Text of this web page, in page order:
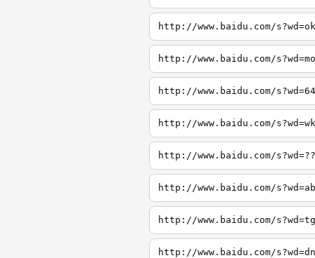
http://www.baidu.com/s?wd=ok
http://www.baidu.com/s?wd=mo
http://www.baidu.com/s?wd=64
http://www.baidu.com/s?wd=wk
http://www.baidu.com/s?wd=??
http://www.baidu.com/s?wd=ab
http://www.baidu.com/s?wd=tg
http://www.baidu.com/s?wd=dn